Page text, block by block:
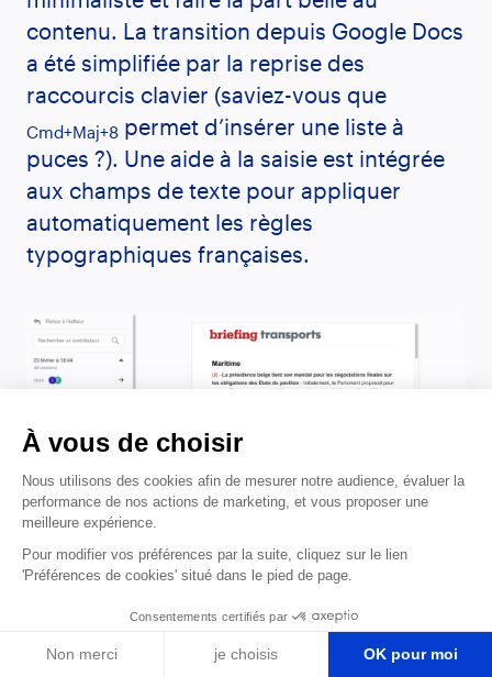
contenu. La transition depuis Google Docs
a été simplifiée par la reprise des
raccourcis clavier (saviez-vous que
Cmd+Maj+8 permet d’insérer une liste à
puces ?). Une aide à la saisie est intégrée
aux champs de texte pour appliquer
automatiquement les règles
typographiques françaises.
Pour éviter le scénario catastrophe du «
À vous de choisir
Nous utilisons des cookies afin de mesurer notre audience, évaluer la
performance de nos actions de marketing, et vous proposer une
meilleure expérience.
Pour modifier vos préférences par la suite, cliquez sur le lien
'Préférences de cookies' situé dans le pied de page.
Consentements certifiés par
Non merci je choisis OK pour moi